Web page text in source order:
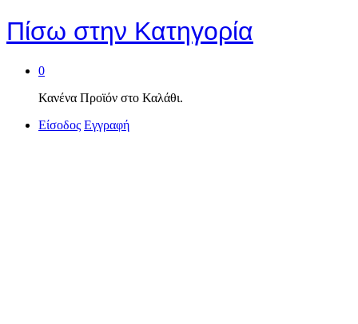
Πίσω στην Κατηγορία
0
Κανένα Προϊόν στο Καλάθι.
Είσοδος Εγγραφή